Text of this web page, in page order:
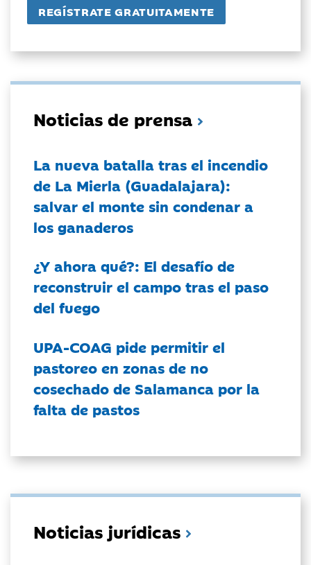
Noticias de prensa
La nueva batalla tras el incendio
de La Mierla (Guadalajara):
salvar el monte sin condenar a
los ganaderos
¿Y ahora qué?: El desafío de
reconstruir el campo tras el paso
del fuego
UPA-COAG pide permitir el
pastoreo en zonas de no
cosechado de Salamanca por la
falta de pastos
Noticias jurídicas